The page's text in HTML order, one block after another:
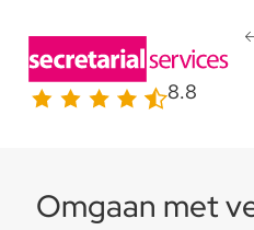
8.8
Omgaan met